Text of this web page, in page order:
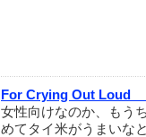
For Crying Out Loud
女性向けなのか、もう
めてタイ米がうまいな